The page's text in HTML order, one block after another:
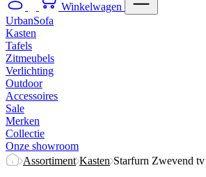
Winkelwagen
UrbanSofa
Kasten
Tafels
Zitmeubels
Verlichting
Outdoor
Accessoires
Sale
Merken
Collectie
Onze showroom
Assortiment Kasten Starfurn Zwevend